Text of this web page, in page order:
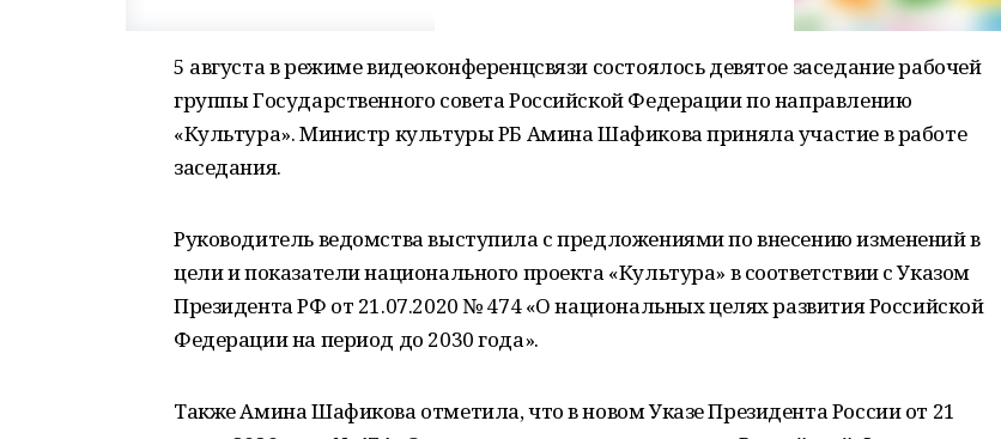
5 августа в режиме видеоконференцсвязи состоялось девятое заседание рабочей
группы Государственного совета Российской Федерации по направлению
«Культура». Министр культуры РБ Амина Шафикова приняла участие в работе
заседания.
Руководитель ведомства выступила с предложениями по внесению изменений в
цели и показатели национального проекта «Культура» в соответствии с Указом
Президента РФ от 21.07.2020 № 474 «О национальных целях развития Российской
Федерации на период до 2030 года».
Также Амина Шафикова отметила, что в новом Указе Президента России от 21